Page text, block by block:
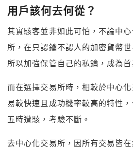
用戶該何去何從？
其實駭客並非如此可怕，不論中
所，在只認鑰不認人的加密貨幣世
所以加強保管自己的私鑰，成為首
而在選擇交易所時，相較於中心
易較快速且成功機率較高的特性
五時遭駭，考驗不斷。
去中心化交易所，因所有交易皆